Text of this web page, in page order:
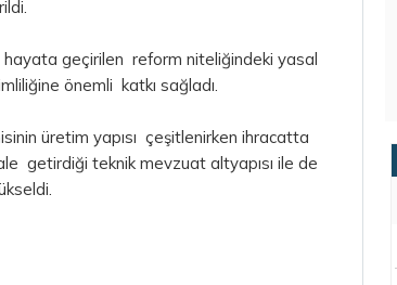
hayata geçirilen reform niteliğindeki yasal
önemli katkı sağladı.
üretim yapısı çeşitlenirken ihracatta
getirdiği teknik mevzuat altyapısı ile de